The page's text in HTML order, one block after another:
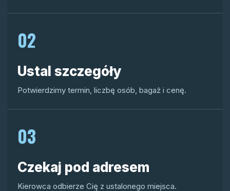
02
Ustal szczegóły
Potwierdzimy termin, liczbę osób, bagaż i cenę.
03
Czekaj pod adresem
Kierowca odbierze Cię z ustalonego miejsca.